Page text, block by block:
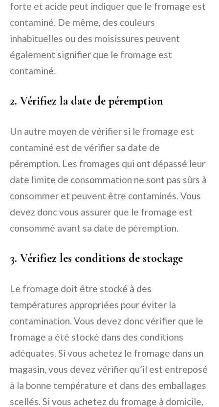
forte et acide peut indiquer que le fromage est
contaminé. De même, des couleurs
inhabituelles ou des moisissures peuvent
également signifier que le fromage est
contaminé.
2. Vérifiez la date de péremption
Un autre moyen de vérifier si le fromage est
contaminé est de vérifier sa date de
péremption. Les fromages qui ont dépassé leur
date limite de consommation ne sont pas sûrs à
consommer et peuvent être contaminés. Vous
devez donc vous assurer que le fromage est
consommé avant sa date de péremption.
3. Vérifiez les conditions de stockage
Le fromage doit être stocké à des
températures appropriées pour éviter la
contamination. Vous devez donc vérifier que le
fromage a été stocké dans des conditions
adéquates. Si vous achetez le fromage dans un
magasin, vous devez vérifier qu’il est entreposé
à la bonne température et dans des emballages
scellés. Si vous achetez du fromage à domicile,